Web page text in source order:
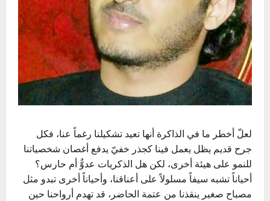
لعلّ أخطر ما في الذاكرة أنها تعيد تشكيلنا رغماً عنا، فكل
جرح قديم يظل يعمل فينا كجذر خفيّ يدفع أغصان شخصياتنا
للنمو على هيئة أخرى، لكن هل الذكريات عدوٌّ أم حارس؟
أحياناً تشبه سيفاً مسلولاً على أعناقنا، وأحياناً أخرى تبدو مثل
مصباح صغير ينقذنا من عتمة الحاضر، قد تهدم أرواحنا حين